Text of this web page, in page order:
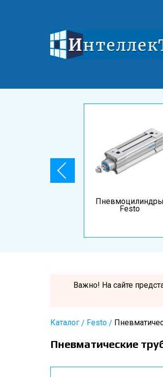
Пневмоцилиндры
Festo
Важно! На сайте
Каталог Festo
Пневматические